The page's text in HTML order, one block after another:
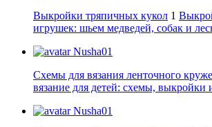
Выкройки тряпичных кукол 1
игрушек: шьем медведей, собак и
Nusha01
Схемы для вязания ленточного
вязание для детей: схемы, выкройки
Nusha01